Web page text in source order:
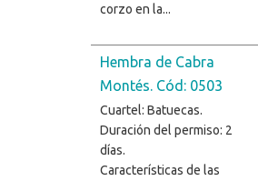
corzo en la...
Hembra de Cabra
Montés. Cód: 0503
Cuartel: Batuecas.
Duración del permiso: 2
días.
Características de las